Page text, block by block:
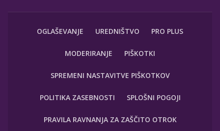
OGLAŠEVANJE UREDNIŠTVO PRO PLUS
MODERIRANJE PIŠKOTKI
SPREMENI NASTAVITVE PIŠKOTKOV
POLITIKA ZASEBNOSTI SPLOŠNI POGOJI
PRAVILA RAVNANJA ZA ZAŠČITO OTROK